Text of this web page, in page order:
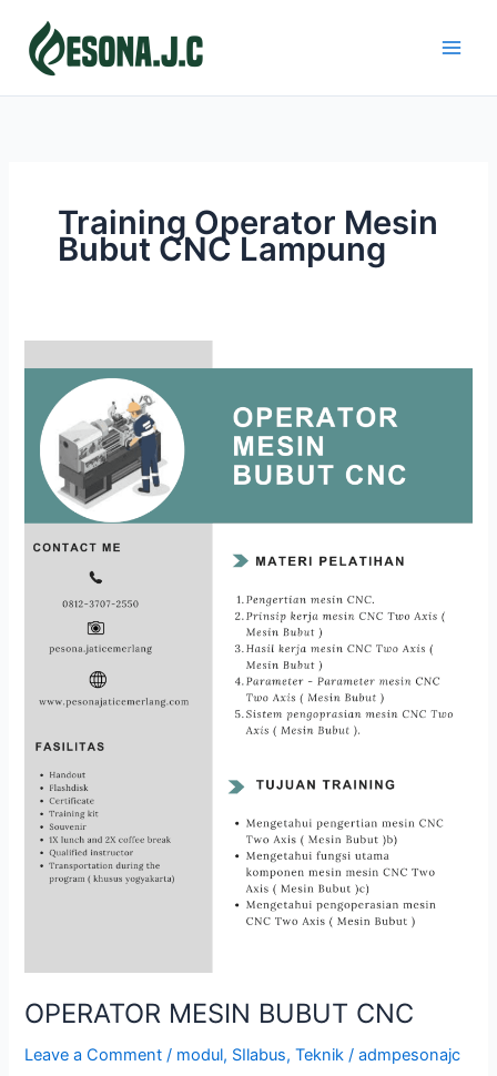
content
Training Operator Mesin
Bubut CNC Lampung
OPERATOR MESIN BUBUT CNC
Leave a Comment / modul, SIlabus,Teknik /admpesonajc
BUBUT
CNC